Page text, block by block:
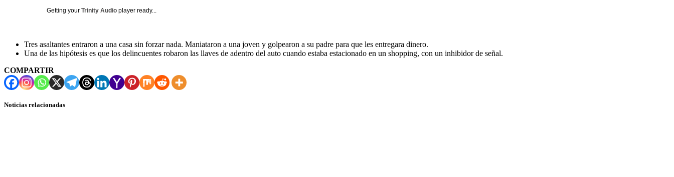
Getting your Trinity Audio player ready...
Tres asaltantes entraron a una casa sin forzar nada. Maniataron a una joven y golpearon a su padre para que les entregara dinero.
Una de las hipótesis es que los delincuentes robaron las llaves de adentro del auto cuando estaba estacionado en un shopping, con un inhibidor de señal.
COMPARTIR
Noticias relacionadas